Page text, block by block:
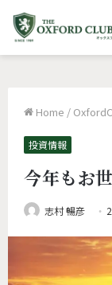
Home /
投資情報
今年もお
志村 暢彦